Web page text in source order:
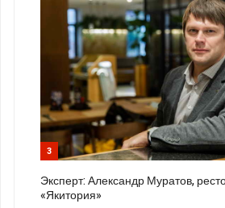
3
Эксперт: Александр Муратов,
«Якитория»